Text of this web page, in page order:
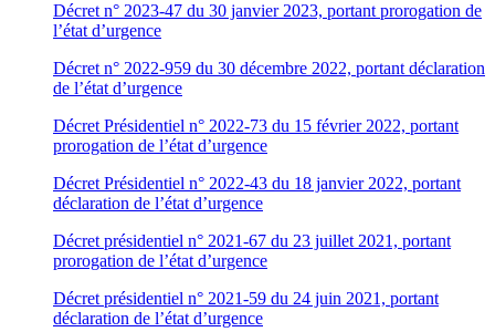
Décret n° 2023-47 du 30 janvier 2023, portant prorogation de
l’état d’urgence
Décret n° 2022-959 du 30 décembre 2022, portant déclaration
de l’état d’urgence
Décret Présidentiel n° 2022-73 du 15 février 2022, portant
prorogation de l’état d’urgence
Décret Présidentiel n° 2022-43 du 18 janvier 2022, portant
déclaration de l’état d’urgence
Décret présidentiel n° 2021-67 du 23 juillet 2021, portant
prorogation de l’état d’urgence
Décret présidentiel n° 2021-59 du 24 juin 2021, portant
déclaration de l’état d’urgence